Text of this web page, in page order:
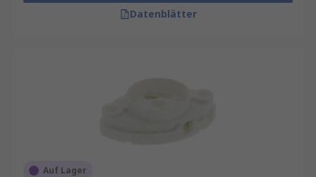
Datenblätter
Auf Lager